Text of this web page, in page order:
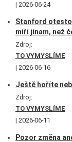
2026-06-24
Stanford
míří jinam, než
Zdroj:
TO VYMYSLÍME
2026-06-16
Ještě hoříte
Zdroj:
TO VYMYSLÍME
2026-06-11
Pozor změna